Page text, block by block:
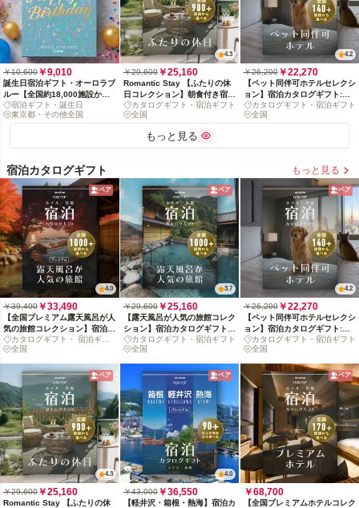
￥10,600 ￥9,010
誕生日宿泊ギフト・オーロラブ
ルー【全国約18,000施設から
選べる】
宿泊ギフト・誕生日
東京都・その他全国
4.3
￥29,600￥25,160
Romantic Stay 【ふたりの休
日コレクション】朝食付き宿泊
カタログギフト: 掲載数900+施
設〜
カタログギフト・宿泊ギフト
全国
4.2
￥26,200￥22,270
【ペット同伴可ホテルセレクシ
ョン】宿泊カタログギフト:
140+施設〜
カタログギフト・宿泊ギフト
全国
もっと見る
宿泊カタログギフト もっと見る
ペア
4.0
￥39,400 ￥33,490
【全国プレミアム露天風呂が人
気の旅館コレクション】宿泊カ
タログギフト: 掲載数1,000+施
設〜
カタログギフト・ 宿泊ギフ
ト
全国
ペア
3.7
￥29,600￥25,160
【露天風呂が人気の旅館コレク
ション】宿泊カタログギフト:
掲載数1,000+施設〜
カタログギフト・宿泊ギフト
全国
ペア
4.2
￥26,200￥22,270
【ペット同伴可ホテルセレクシ
ョン】宿泊カタログギフト:
140+施設〜
カタログギフト・宿泊ギフト
全国
ペア
4.3
￥29,600 ￥25,160
Romantic Stay 【ふたりの休
ペア
4.0
￥43,000￥36,550
【軽井沢・箱根・熱海】宿泊カ
ペア
￥68,700
【全国プレミアムホテルコレク